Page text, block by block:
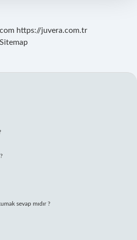
https://juvera.com.tr
Sitemap
sevap mıdır ?